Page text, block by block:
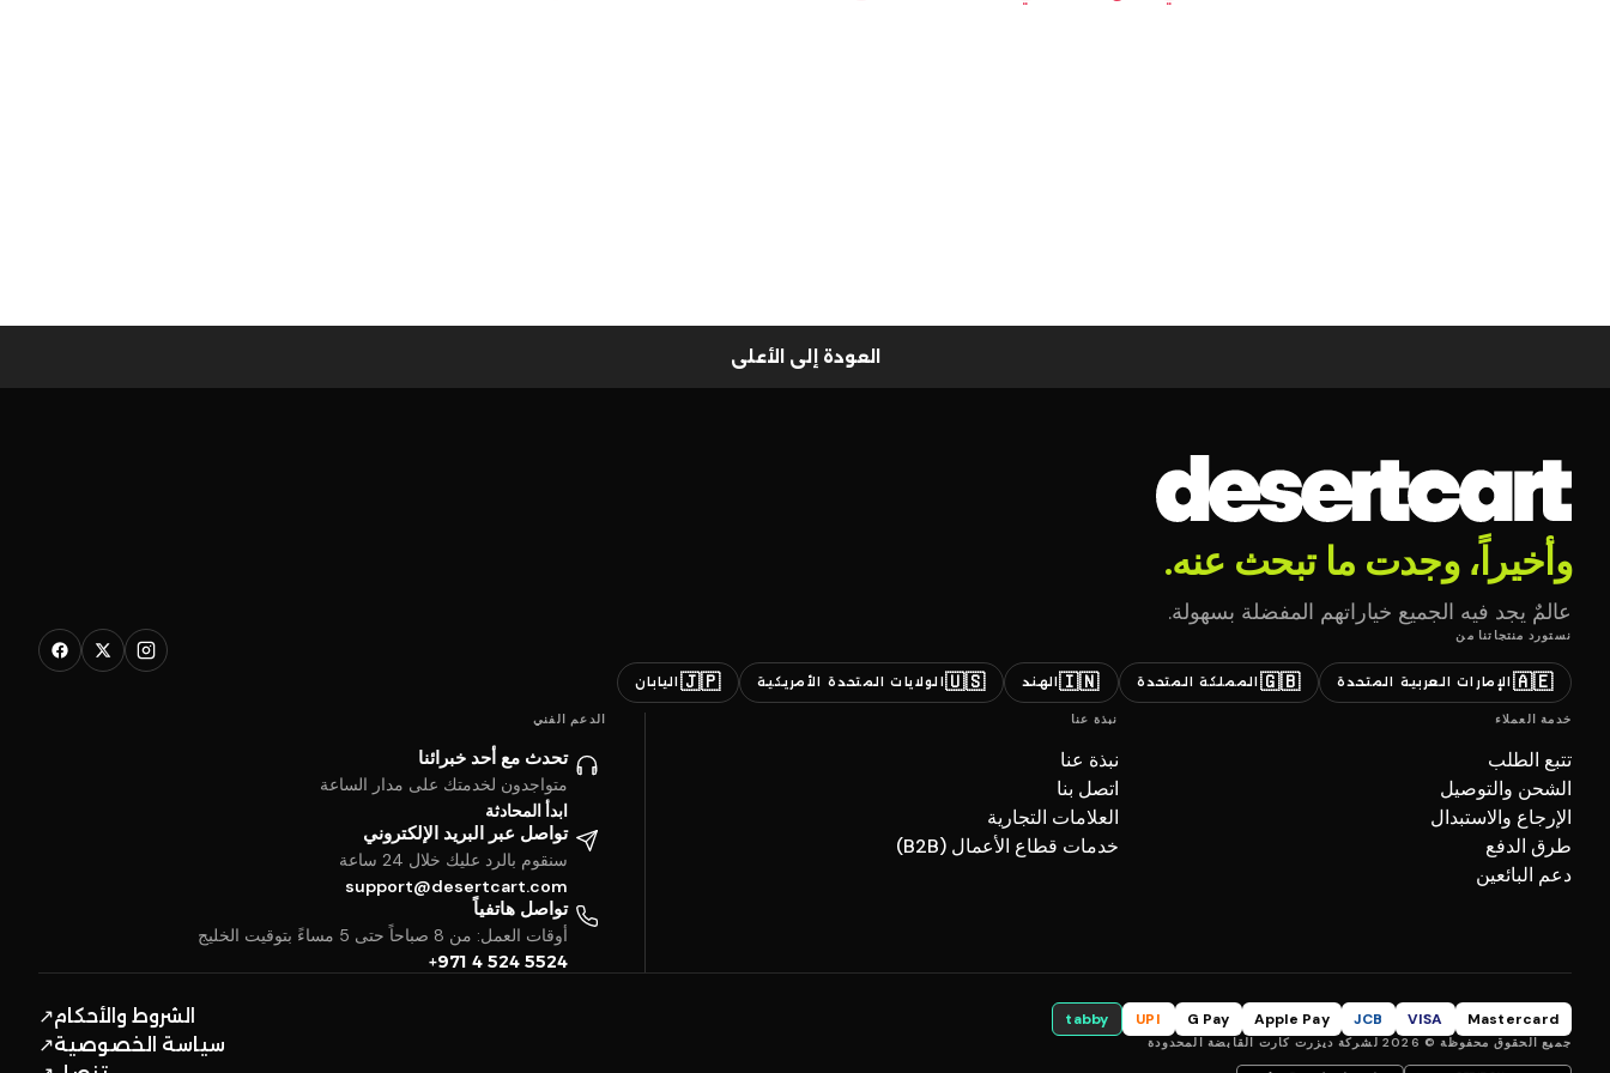
العودة إلى الأعلى
وأخيراً، وجدت ما تبحث عنه.
عالمٌ يجد فيه الجميع خياراتهم المفضلة بسهولة.
نستورد منتجاتنا من
🇦🇪 الإمارات العربية المتحدة 🇬🇧 المملكة المتحدة 🇮🇳الهند 🇺🇸الولايات المتحدة الأمريكية 🇯🇵 اليابان
خدمة العملاء
تتبع الطلب
الشحن والتوصيل
الإرجاع والاستبدال
طرق الدفع
دعم البائعين
نبذة عنا
نبذة عنا
اتصل بنا
العلامات التجارية
خدمات قطاع الأعمال (B2B)
الدعم الفني
تحدث مع أحد خبرائنا
متواجدون لخدمتك على مدار الساعة
ابدأ المحادثة
تواصل عبر البريد الإلكتروني
سنقوم بالرد عليك خلال 24 ساعة
support@desertcart.com
تواصل هاتفياً
أوقات العمل: من 8 صباحاً حتى 5 مساءً بتوقيت الخليج
+971 4 524 5524
Mastercard
VISA
JCB
Apple Pay
G Pay
UPI
tabby
جميع الحقوق محفوظة © 2026 لشركة ديزرت كارت القابضة المحدودة
الشروط والأحكام↗
سياسة الخصوصية↗